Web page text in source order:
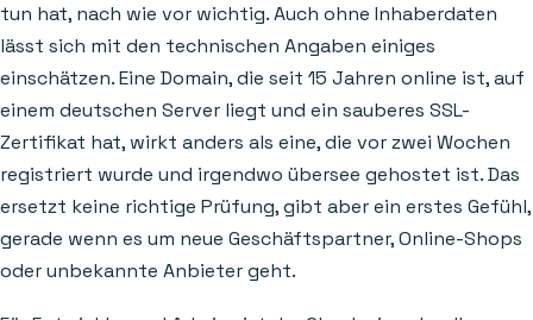
tun hat, nach wie vor wichtig. Auch ohne Inhaberdaten
lässt sich mit den technischen Angaben einiges
einschätzen. Eine Domain, die seit 15 Jahren online ist, auf
einem deutschen Server liegt und ein sauberes SSL-
Zertifikat hat, wirkt anders als eine, die vor zwei Wochen
registriert wurde und irgendwo übersee gehostet ist. Das
ersetzt keine richtige Prüfung, gibt aber ein erstes Gefühl,
gerade wenn es um neue Geschäftspartner, Online-Shops
oder unbekannte Anbieter geht.